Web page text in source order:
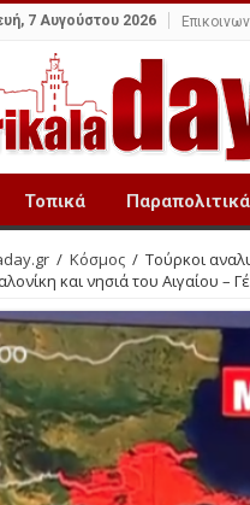
7 Αυγούστου 2026
Τοπικά Παραπολιτικά
/ Κόσμος / Τούρκοι
και νησιά του Αιγαίου –